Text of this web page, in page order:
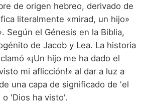
niño que empiezan por U
niño que empiezan por V
niño que empiezan por W
niño que empiezan por X
niño que empiezan por Y
de origen hebreo, derivado de
literalmente «mirad, un hijo»
Según el Génesis en la Biblia,
de Jacob y Lea. La historia
«¡Un hijo me ha dado el
mi aflicción!» al dar a luz a
una capa de significado de 'el
'Dios ha visto'.